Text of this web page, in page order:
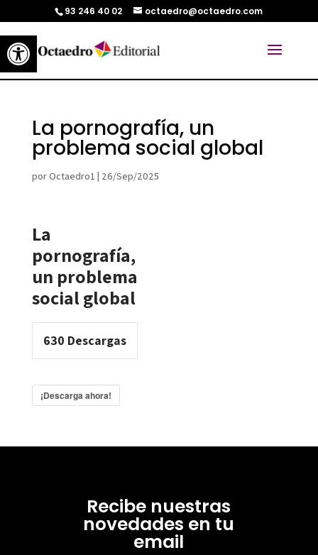
Abrir barra de herramientas
93 246 40 02 octaedro@octaedro.com
La pornografía, un
problema social global
porOctaedro1 | 26/Sep/2025
La
pornografía,
un problema
social global
630 Descargas
¡Descarga ahora!
Recibe nuestras
novedades en tu
email